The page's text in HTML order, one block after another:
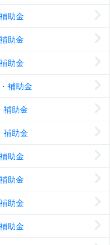
助金
助金
助金
補助金
補助金
補助金
助金
助金
助金
助金